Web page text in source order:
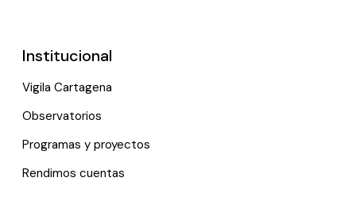
Institucional
Vigila Cartagena
Observatorios
Programas y proyectos
Rendimos cuentas